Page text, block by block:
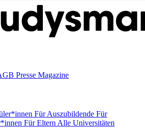
Presse Magazine
Für Auszubildende Für
Für Eltern Alle Universitäten